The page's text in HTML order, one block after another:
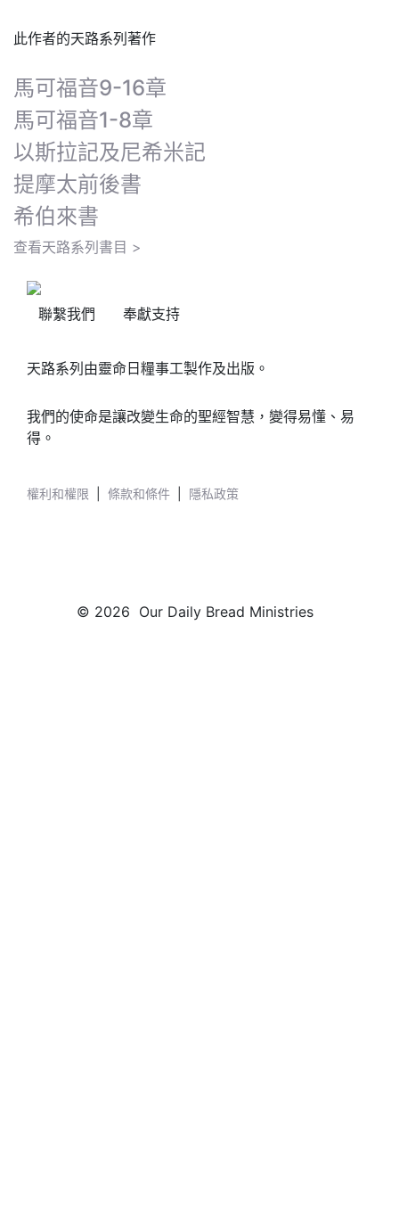
此作者的天路系列著作
馬可福音9-16章
馬可福音1-8章
以斯拉記及尼希米記
提摩太前後書
希伯來書
查看天路系列書目 >
聯繫我們 奉獻支持
天路系列由靈命日糧事工製作及出版。
我們的使命是讓改變生命的聖經智慧，變得易懂、易
得。
權利和權限 條款和條件 隱私政策
© 2026 Our Daily Bread Ministries